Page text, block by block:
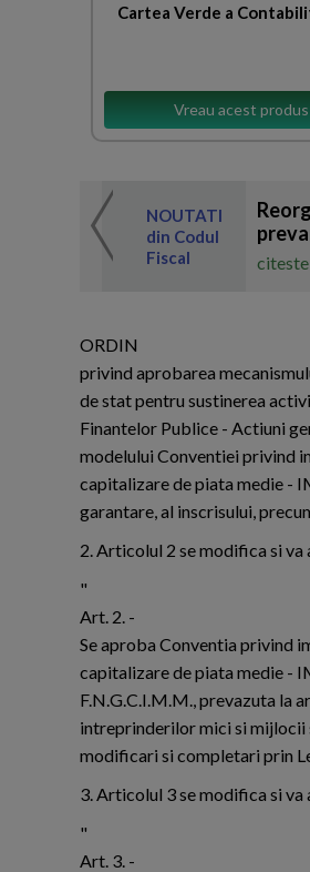
Cartea Verde a
Vreau acest
NOUTATI
din Codul
Fiscal
ORDIN
privind aprobarea
de stat pentru sustinerea
Finantelor Publice - Actiuni
modelului Conventiei privind
capitalizare de piata medie -
garantare, al inscrisului,
2. Articolul 2 se modifica si va
"
Art. 2. -
Se aproba Conventia privind
capitalizare de piata medie -
F.N.G.C.I.M.M., prevazuta la
intreprinderilor mici si
modificari si completari prin
3. Articolul 3 se modifica si va
"
Art. 3. -